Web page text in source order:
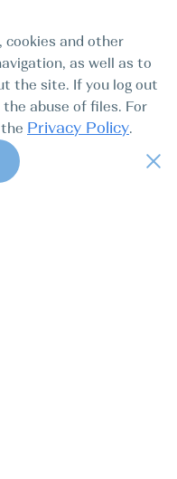
and other
as well as to
the site. If you log out
abuse of files. For
Privacy Policy.